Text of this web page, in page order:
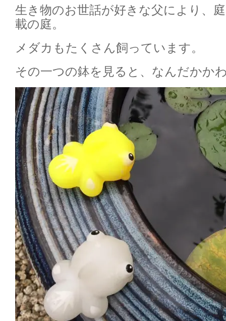
生き物のお世話が好きな父により、
載の庭。
メダカもたくさん飼っています。
その一つの鉢を見ると、なんだかか